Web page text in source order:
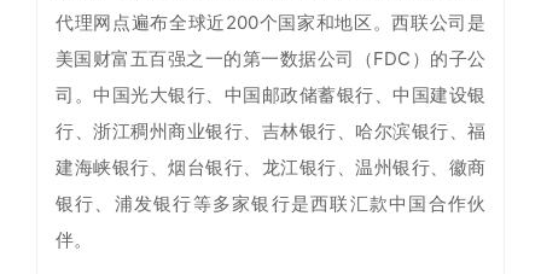
代理网点遍布全球近200个国家和地区。西联公司是
美国财富五百强之一的第一数据公司（FDC）的子公
司。中国光大银行、中国邮政储蓄银行、中国建设银
行、浙江稠州商业银行、吉林银行、哈尔滨银行、福
建海峡银行、烟台银行、龙江银行、温州银行、徽商
银行、浦发银行等多家银行是西联汇款中国合作伙
伴。